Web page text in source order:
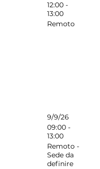
12:00 -
13:00
Remoto
9/9/26
09:00 -
13:00
Remoto -
Sede da
definire